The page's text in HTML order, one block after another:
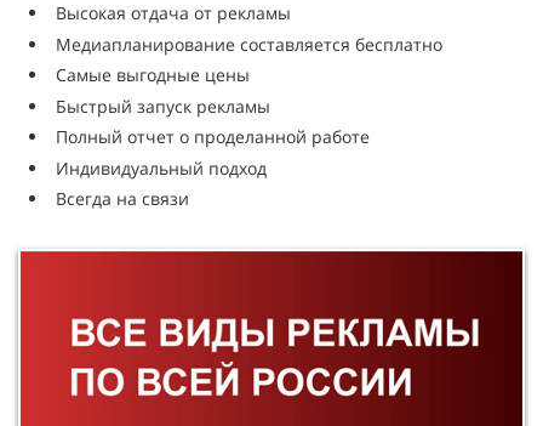
Высокая отдача от рекламы
Медиапланирование составляется бесплатно
Самые выгодные цены
Быстрый запуск рекламы
Полный отчет о проделанной работе
Индивидуальный подход
Всегда на связи